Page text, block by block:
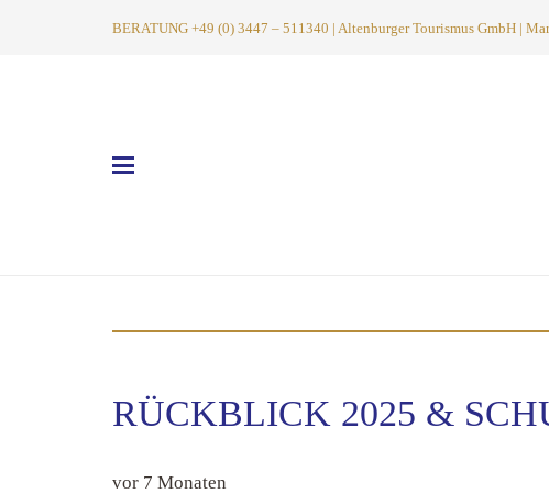
BERATUNG +49 (0) 3447 – 511340 | Altenburger Tourismus GmbH |
RÜCKBLICK 2025 &
vor 7 Monaten